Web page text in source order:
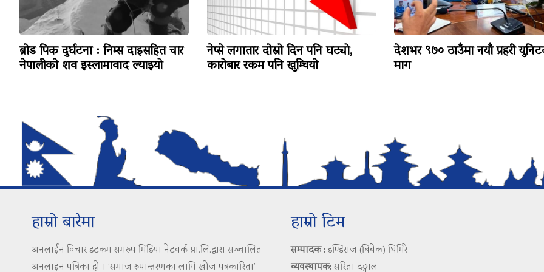
ब्रोड पिक दुर्घटना : निम्स दाइसहित चार
नेपालीको शव इस्लामावाद ल्याइयो
नेप्से लगातार दोस्रो दिन पनि घट्यो,
कारोबार रकम पनि खुम्चियो
देशभर ९७० ठाउँमा नयाँ प्रहरी
माग
हाम्रो बारेमा
अनलाईन विचार डटकम समरुप मिडिया नेटवर्क प्रा.लि.द्वारा सञ्चालित
अनलाइन पत्रिका हो । ‘समाज रुपान्तरणका लागि खोज पत्रकारिता’
हाम्रो टिम
सम्पादक :डण्डिराज (बिबेक) घिमिरे
व्यवस्थापक:सरिता दङ्गाल